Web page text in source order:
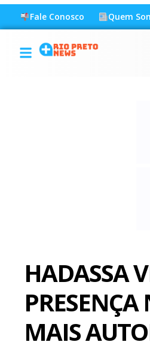
Fale Conosco Quem
HADASSA
MAIS